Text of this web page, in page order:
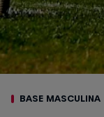
BASE MASCULINA